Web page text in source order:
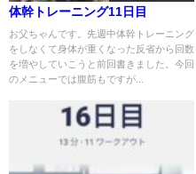
体幹トレーニング11日目
お父ちゃんです。先週中体幹トレーニング
をしなくて身体が重くなった反省から回数
を増やしていこうと前回書きました。今回
のメニューでは腹筋もですが...